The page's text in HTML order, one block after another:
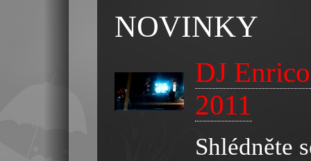
NOVINKY
DJ
2011
Shlédněte